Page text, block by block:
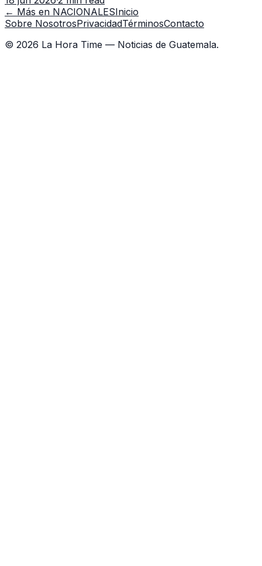
capacitación en la capital.
← Más en NACIONALESInicio
Sobre NosotrosPrivacidadTérminosContacto
© 2026 La Hora Time — Noticias de Guatemala.